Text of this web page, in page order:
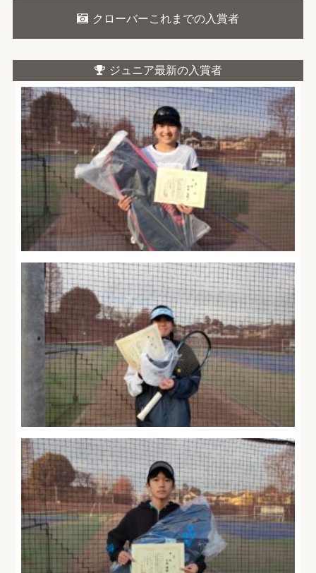
クローバーこれまでの入賞者
ジュニア最新の入賞者